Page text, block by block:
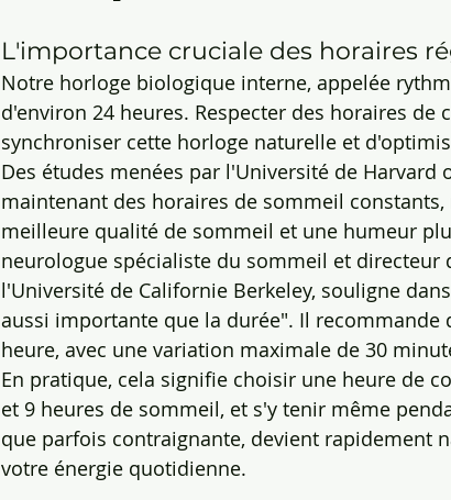
L'importance cruciale des horaires
Notre horloge biologique interne, appelée
d'environ 24 heures. Respecter des horaires
synchroniser cette horloge naturelle et
Des études menées par l'Université de
maintenant des horaires de sommeil
meilleure qualité de sommeil et une humeur
neurologue spécialiste du sommeil et directeur
l'Université de Californie Berkeley, souligne
aussi importante que la durée". Il recommande
heure, avec une variation maximale de 30
En pratique, cela signifie choisir une heure de
et 9 heures de sommeil, et s'y tenir même
que parfois contraignante, devient rapidement
votre énergie quotidienne.